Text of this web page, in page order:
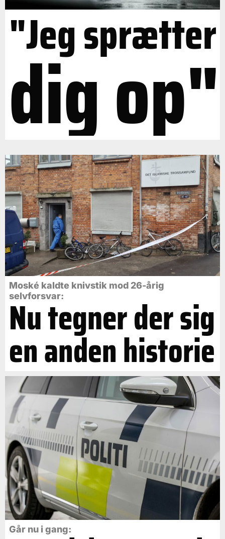
"Jeg sprætter
dig op"
Moské kaldte knivstik mod 26-årig
selvforsvar:
Nu tegner der sig
en anden historie
Går nu i gang: